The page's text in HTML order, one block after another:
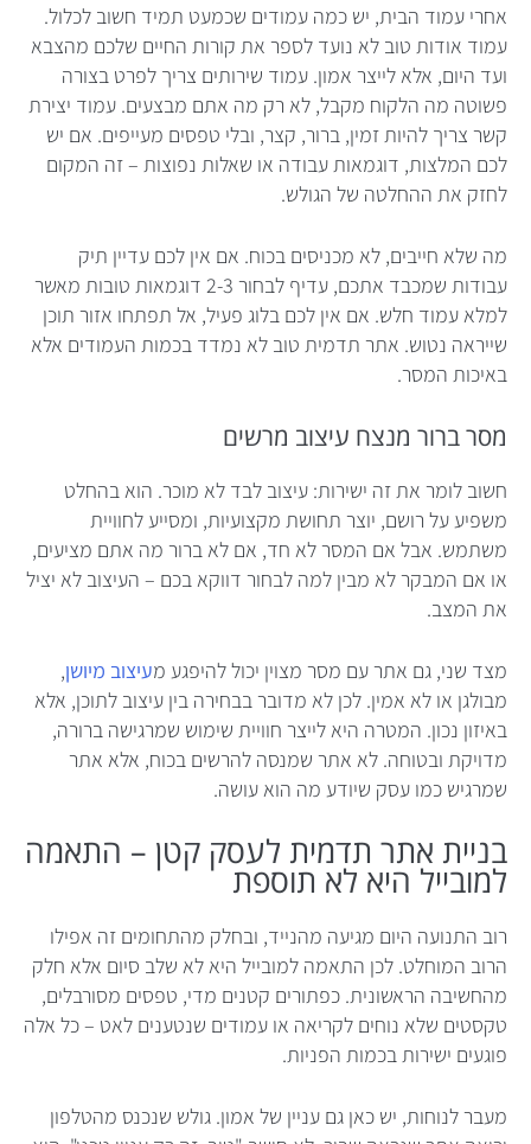
אחרי עמוד הבית, יש כמה עמודים שכמעט תמיד חשוב לכלול.
עמוד אודות טוב לא נועד לספר את קורות החיים שלכם מהצבא
ועד היום, אלא לייצר אמון. עמוד שירותים צריך לפרט בצורה
פשוטה מה הלקוח מקבל, לא רק מה אתם מבצעים. עמוד יצירת
קשר צריך להיות זמין, ברור, קצר, ובלי טפסים מעייפים. אם יש
לכם המלצות, דוגמאות עבודה או שאלות נפוצות – זה המקום
לחזק את ההחלטה של הגולש.
מה שלא חייבים, לא מכניסים בכוח. אם אין לכם עדיין תיק
עבודות שמכבד אתכם, עדיף לבחור 2-3 דוגמאות טובות מאשר
למלא עמוד חלש. אם אין לכם בלוג פעיל, אל תפתחו אזור תוכן
שייראה נטוש. אתר תדמית טוב לא נמדד בכמות העמודים אלא
באיכות המסר.
מסר ברור מנצח עיצוב מרשים
חשוב לומר את זה ישירות: עיצוב לבד לא מוכר. הוא בהחלט
משפיע על רושם, יוצר תחושת מקצועיות, ומסייע לחוויית
משתמש. אבל אם המסר לא חד, אם לא ברור מה אתם מציעים,
או אם המבקר לא מבין למה לבחור דווקא בכם – העיצוב לא יציל
את המצב.
מצד שני, גם אתר עם מסר מצוין יכול להיפגע מעיצוב מיושן,
מבולגן או לא אמין. לכן לא מדובר בבחירה בין עיצוב לתוכן, אלא
באיזון נכון. המטרה היא לייצר חוויית שימוש שמרגישה ברורה,
מדויקת ובטוחה. לא אתר שמנסה להרשים בכוח, אלא אתר
שמרגיש כמו עסק שיודע מה הוא עושה.
בניית אתר תדמית לעסק קטן – התאמה
למובייל היא לא תוספת
רוב התנועה היום מגיעה מהנייד, ובחלק מהתחומים זה אפילו
הרוב המוחלט. לכן התאמה למובייל היא לא שלב סיום אלא חלק
מהחשיבה הראשונית. כפתורים קטנים מדי, טפסים מסורבלים,
טקסטים שלא נוחים לקריאה או עמודים שנטענים לאט – כל אלה
פוגעים ישירות בכמות הפניות.
מעבר לנוחות, יש כאן גם עניין של אמון. גולש שנכנס מהטלפון